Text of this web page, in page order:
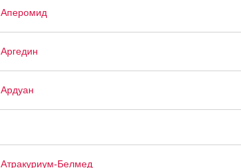
Аперомид
Аргедин
Ардуан
Атракуриум-Белмед